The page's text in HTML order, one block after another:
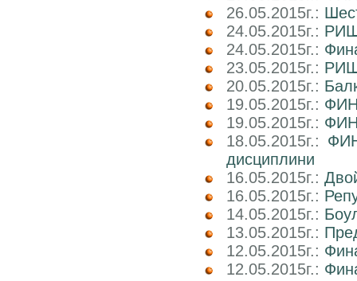
26.05.2015г.:
24.05.2015г.: РИШ
24.05.2015г.:
23.05.2015г.: РИШ
20.05.2015г.:
19.05.2015г.:
19.05.2015г.:
18.05.2015г.:
дисциплини
16.05.2015г.:
16.05.2015г.:
14.05.2015г.:
13.05.2015г.:
12.05.2015г.:
12.05.2015г.: